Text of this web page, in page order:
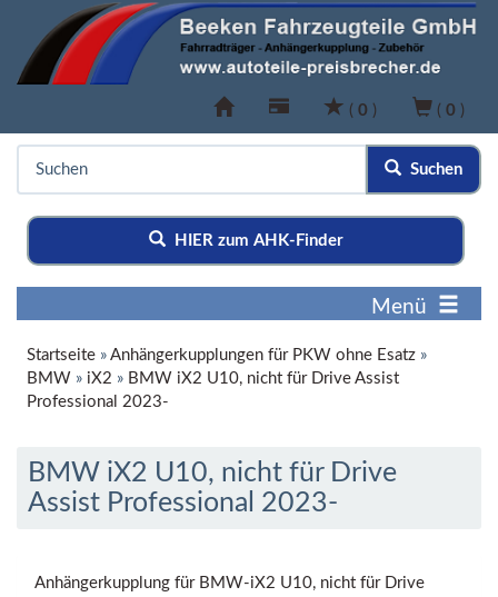
( 0 ) ( 0 )
Suchen
HIER zum AHK-Finder
Menü
Startseite » Anhängerkupplungen für PKW ohne Esatz »
BMW » iX2 » BMW iX2 U10, nicht für Drive Assist
Professional 2023-
BMW iX2 U10, nicht für Drive
Assist Professional 2023-
Anhängerkupplung für BMW-iX2 U10, nicht für Drive